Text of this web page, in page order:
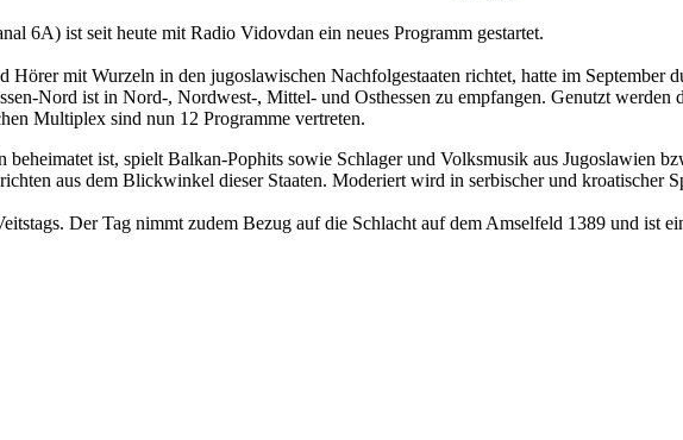
6A) ist seit heute mit Radio Vidovdan ein neues Programm gestartet.
Hörer mit Wurzeln in den jugoslawischen Nachfolgestaaten richtet, hatte im
Nord ist in Nord-, Nordwest-, Mittel- und Osthessen zu empfangen. Genutzt
Multiplex sind nun 12 Programme vertreten.
ist, spielt Balkan-Pophits sowie Schlager und Volksmusik aus Jugoslawien
aus dem Blickwinkel dieser Staaten. Moderiert wird in serbischer und kroatischer
Der Tag nimmt zudem Bezug auf die Schlacht auf dem Amselfeld 1389 und ist